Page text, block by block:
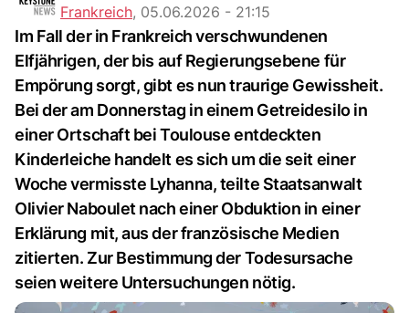
Frankreich, 05.06.2026 - 21:15
Im Fall der in Frankreich verschwundenen
Elfjährigen, der bis auf Regierungsebene für
Empörung sorgt, gibt es nun traurige Gewissheit.
Bei der am Donnerstag in einem Getreidesilo in
einer Ortschaft bei Toulouse entdeckten
Kinderleiche handelt es sich um die seit einer
Woche vermisste Lyhanna, teilte Staatsanwalt
Olivier Naboulet nach einer Obduktion in einer
Erklärung mit, aus der französische Medien
zitierten. Zur Bestimmung der Todesursache
seien weitere Untersuchungen nötig.